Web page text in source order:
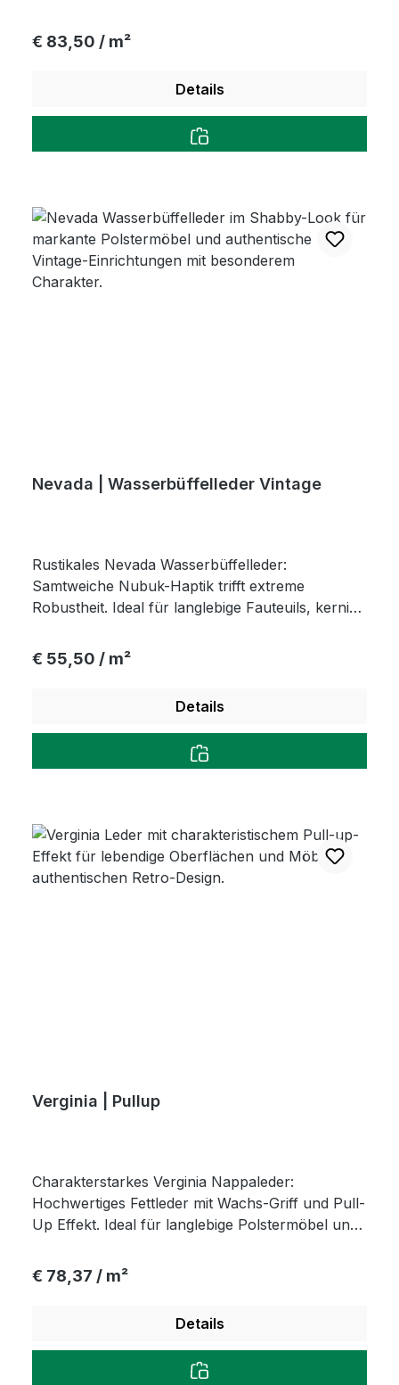
Regulärer Preis:
€ 83,50 / m²
Details
Nevada | Wasserbüffelleder Vintage
Rustikales Nevada Wasserbüffelleder:
Samtweiche Nubuk-Haptik trifft extreme
Robustheit. Ideal für langlebige Fauteuils, kernige
Qualität mit Charakter.
Regulärer Preis:
€ 55,50 / m²
Details
Verginia | Pullup
Charakterstarkes Verginia Nappaleder:
Hochwertiges Fettleder mit Wachs-Griff und Pull-
Up Effekt. Ideal für langlebige Polstermöbel und
gewinnen.
Regulärer Preis:
€ 78,37 / m²
Details